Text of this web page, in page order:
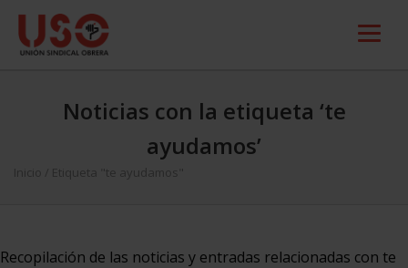
Noticias con la etiqueta ‘te
ayudamos’
Inicio Etiqueta "te ayudamos"
Recopilación de las noticias y entradas relacionadas con te